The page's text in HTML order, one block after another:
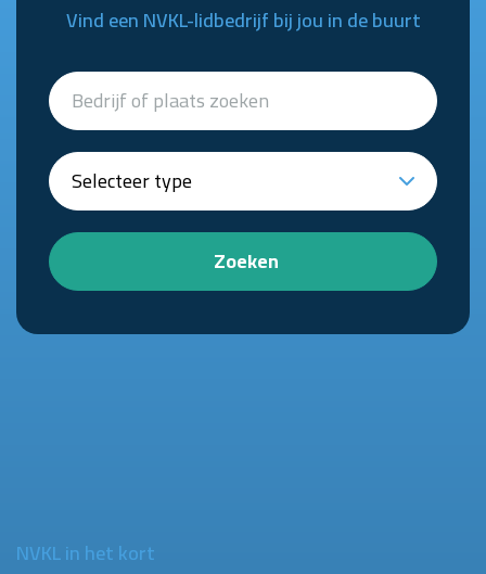
Vind een NVKL-lidbedrijf bij jou in de buurt
Zoeken
NVKL in het kort